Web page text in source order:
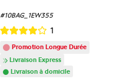
#10BAG_1EW355
1
Promotion Longue Durée
Livraison Express
Livraison à domicile